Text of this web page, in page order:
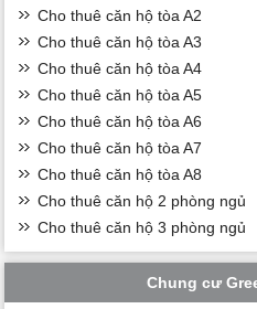
Cho thuê căn hộ tòa A2
Cho thuê căn hộ tòa A3
Cho thuê căn hộ tòa A4
Cho thuê căn hộ tòa A5
Cho thuê căn hộ tòa A6
Cho thuê căn hộ tòa A7
Cho thuê căn hộ tòa A8
Cho thuê căn hộ 2 phòng ngủ
Cho thuê căn hộ 3 phòng ngủ
Chung cư